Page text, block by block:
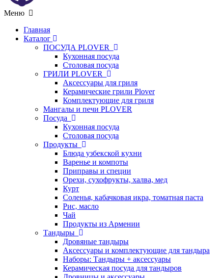
Меню
Главная
Каталог
ПОСУДА PLOVER
Кухонная посуда
Столовая посуда
ГРИЛИ PLOVER
Аксессуары для гриля
Керамические грили Plover
Комплектующие для гриля
Мангалы и печи PLOVER
Посуда
Кухонная посуда
Столовая посуда
Продукты
Блюда узбекской кухни
Варенье и компоты
Приправы и специи
Орехи, сухофрукты, халва, мед
Курт
Соленья, кабачковая икра, томатная паста
Рис, масло
Чай
Продукты из Армении
Тандыры
Дровяные тандыры
Аксессуары и комплектующие для тандыра
Наборы: Тандыры + аксессуары
Керамическая посуда для тандыров